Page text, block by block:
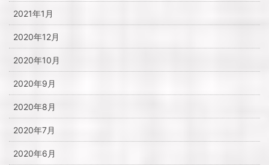
2021年1月
2020年12月
2020年10月
2020年9月
2020年8月
2020年7月
2020年6月